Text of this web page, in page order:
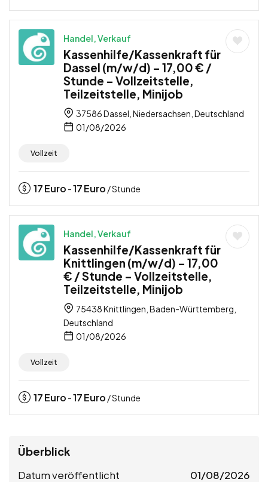
Handel, Verkauf
Kassenhilfe/Kassenkraft für
Dassel (m/w/d) – 17,00 € /
Stunde – Vollzeitstelle,
Teilzeitstelle, Minijob
37586 Dassel, Niedersachsen, Deutschland
01/08/2026
Vollzeit
17Euro -17Euro / Stunde
Handel, Verkauf
Kassenhilfe/Kassenkraft für
Knittlingen (m/w/d) – 17,00
€ / Stunde – Vollzeitstelle,
Teilzeitstelle, Minijob
75438 Knittlingen, Baden-Württemberg,
Deutschland
01/08/2026
Vollzeit
17Euro -17Euro / Stunde
Überblick
Datum veröffentlicht 01/08/2026